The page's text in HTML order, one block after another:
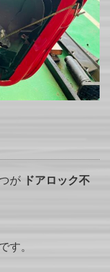
が
ドアロック不
す。